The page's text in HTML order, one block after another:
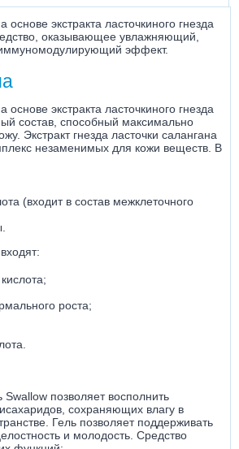
основе экстракта ласточкиного гнезда
оказывающее увлажняющий,
эффект.
основе экстракта ласточкиного гнезда
состав, способный максимально
Экстракт гнезда ласточки салангана
незаменимых для кожи веществ. В
(входит в состав межклеточного
роста;
позволяет восполнить
сохраняющих влагу в
Гель позволяет поддерживать
и молодость. Средство